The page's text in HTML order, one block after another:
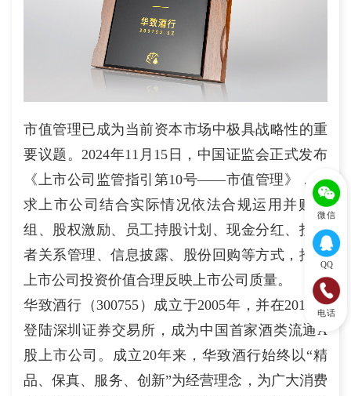
市值管理已成为当前资本市场中极具战略性的重
要议题。2024年11月15日，中国证监会正式发布
《上市公司监管指引第10号——市值管理》，要
求上市公司结合实际情况依法合规运用并购重
组、股权激励、员工持股计划、现金分红、投资
者关系管理、信息披露、股份回购等方式，推动
上市公司投资价值合理反映上市公司质量。
华致酒行（300755）成立于2005年，并在2019年
登陆深圳证券交易所，成为中国首家酒类流通A
股上市公司。成立20年来，华致酒行始终以“精
品、保真、服务、创新”为经营理念，为广大消费
微信
QQ
电话